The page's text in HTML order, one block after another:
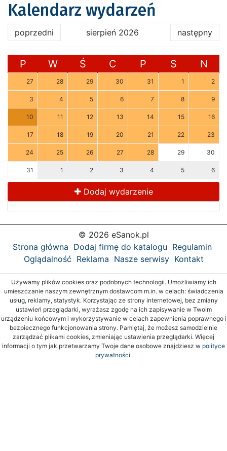
Kalendarz wydarzeń
poprzedni sierpień 2026 następny
P W Ś C P S N
27 28 29 30 31 1 2
3 4 5 6 7 8 9
10 11 12 13 14 15 16
17 18 19 20 21 22 23
24 25 26 27 28 29 30
31 1 2 3 4 5 6
Dodaj wydarzenie
© 2026 eSanok.pl
Strona główna Dodaj firmę do katalogu Regulamin
Oglądalność Reklama Nasze serwisy Kontakt
Używamy plików cookies oraz podobnych technologii. Umożliwiamy ich
umieszczanie naszym zewnętrznym dostawcom m.in. w celach: świadczenia
usług, reklamy, statystyk. Korzystając ze strony internetowej, bez zmiany
ustawień przeglądarki, wyrażasz zgodę na ich zapisywanie w Twoim
urządzeniu końcowym i wykorzystywanie w celach zapewnienia poprawnego i
bezpiecznego funkcjonowania strony. Pamiętaj, że możesz samodzielnie
zarządzać plikami cookies, zmieniając ustawienia przeglądarki. Więcej
informacji o tym jak przetwarzamy Twoje dane osobowe znajdziesz w polityce
prywatności.